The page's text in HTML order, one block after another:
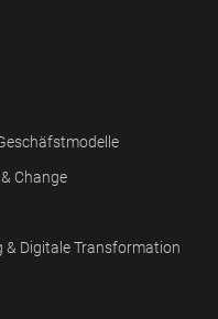
Change
Digitale Transformation